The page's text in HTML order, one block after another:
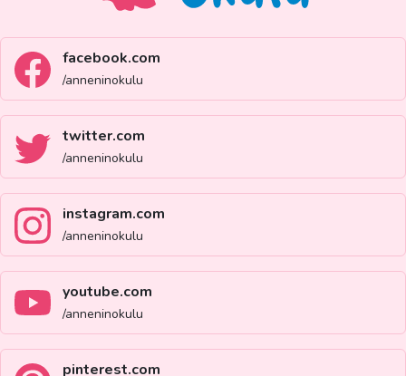
facebook.com
/anneninokulu
twitter.com
/anneninokulu
instagram.com
/anneninokulu
youtube.com
/anneninokulu
pinterest.com